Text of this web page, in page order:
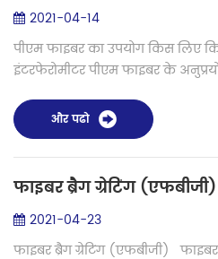
2021-04-14
पीएम फाइबर का उपयोग किस लिए
इंटरफेरोमीटर पीएम फाइबर के
करना है ताकि यह सुन...
और पढो
2021-04-23
फाइबर ब्रैग ग्रेटिंग (एफबीजी)